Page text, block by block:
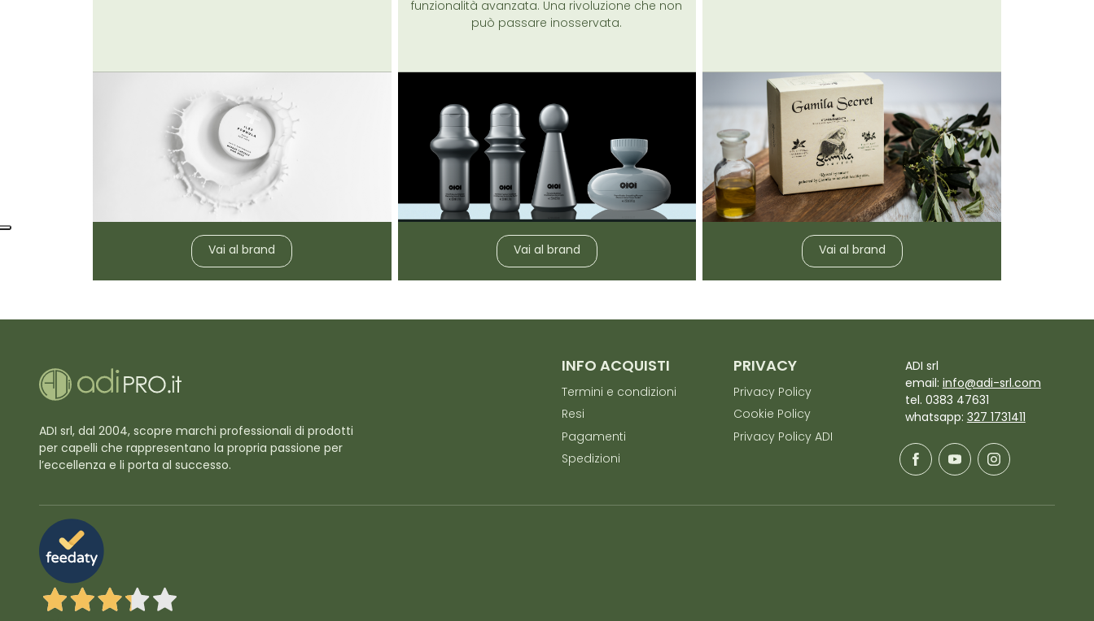
Vai al brand
funzionalità avanzata. Una rivoluzione che non
può passare inosservata.
Vai al brand Vai al brand
ADI srl, dal 2004, scopre marchi professionali di prodotti
per capelli che rappresentano la propria passione per
l’eccellenza e li porta al successo.
INFO ACQUISTI
Termini e condizioni
Resi
Pagamenti
Spedizioni
PRIVACY
Privacy Policy
Cookie Policy
Privacy Policy ADI
ADI srl
email: info@adi-srl.com
tel. 0383 47631
whatsapp: 327 1731411